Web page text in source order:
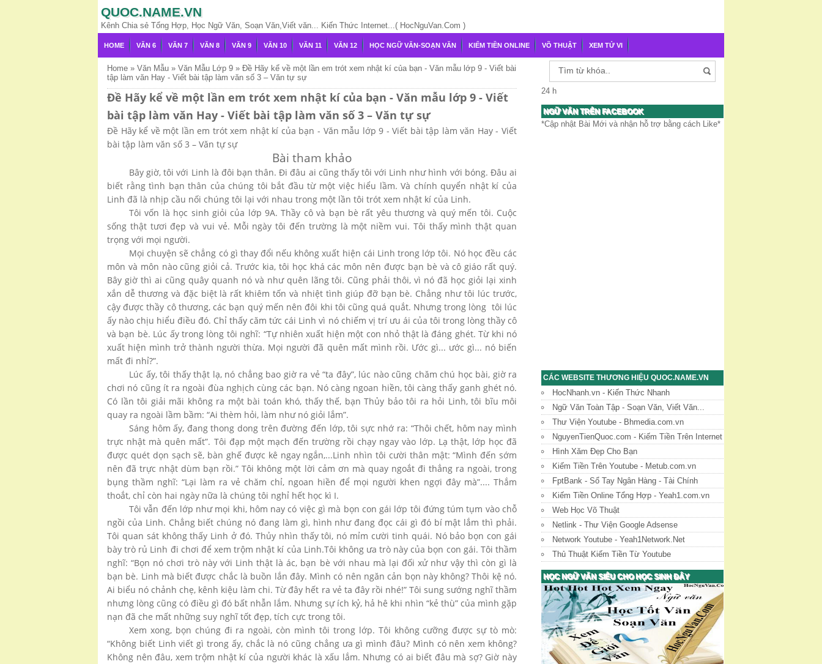
QUOC.NAME.VN
Kênh Chia sẻ Tổng Hợp, Học Ngữ Văn, Soạn Văn,Viết văn... Kiến Thức Internet...( HocNguVan.Com )
HOME VĂN 6 VĂN 7 VĂN 8 VĂN 9 VĂN 10 VĂN 11 VĂN 12 HỌC NGỮ VĂN-SOẠN VĂN KIẾM TIỀN ONLINE VÕ THUẬT XEM TỬ VI
Home » Văn Mẫu » Văn Mẫu Lớp 9 » Đề Hãy kể về một lần em trót xem nhật kí của bạn - Văn mẫu lớp 9 - Viết bài
tập làm văn Hay - Viết bài tập làm văn số 3 – Văn tự sự
Đề Hãy kể về một lần em trót xem nhật kí của bạn - Văn mẫu lớp 9 - Viết
bài tập làm văn Hay - Viết bài tập làm văn số 3 – Văn tự sự
Đề Hãy kể về một lần em trót xem nhật kí của bạn - Văn mẫu lớp 9 - Viết bài tập làm văn Hay - Viết
bài tập làm văn số 3 – Văn tự sự
Bài tham khảo
Bây giờ, tôi với Linh là đôi bạn thân. Đi đâu ai cũng thấy tôi với Linh như hình với bóng. Đâu ai
biết rằng tình bạn thân của chúng tôi bắt đầu từ một việc hiểu lầm. Và chính quyển nhật kí của
Linh đã là nhịp cầu nối chúng tôi lại với nhau trong một lần tôi trót xem nhật kí của Linh.
Tôi vốn là học sinh giỏi của lớp 9A. Thầy cô và bạn bè rất yêu thương và quý mến tôi. Cuộc
sống thật tươi đẹp và vui vẻ. Mỗi ngày tôi đến trường là một niềm vui. Tôi thấy mình thật quan
trọng với mọi người.
Mọi chuyện sẽ chẳng có gì thay đổi nếu không xuất hiện cái Linh trong lớp tôi. Nó học đều các
môn và môn nào cũng giỏi cả. Trước kia, tôi học khá các môn nên được bạn bè và cô giáo rất quý.
Bây giờ thì ai cũng quây quanh nó và như quên lãng tôi. Cũng phải thôi, vì nó đã học giỏi lại xinh
xắn dễ thương và đặc biệt là rất khiêm tốn và nhiệt tình giúp đỡ bạn bè. Chẳng như tôi lúc trước,
cậy được thầy cô thương, các bạn quý mến nên đôi khi tôi cũng quá quắt. Nhưng trong lòng tôi lúc
ấy nào chịu hiểu điều đó. Chỉ thấy căm tức cái Linh vì nó chiếm vị trí ưu ái của tôi trong lòng thầy cô
và bạn bè. Lúc ấy trong lòng tôi nghĩ: “Tự nhiên xuất hiện một con nhỏ thật là đáng ghét. Từ khi nó
xuất hiện mình trở thành người thừa. Mọi người đã quên mất mình rồi. Ước gì... ước gì... nó biến
mất đi nhỉ?”.
Lúc ấy, tôi thấy thật lạ, nó chẳng bao giờ ra vẻ “ta đây”, lúc nào cũng chăm chú học bài, giờ ra
chơi nó cũng ít ra ngoài đùa nghịch cùng các bạn. Nó càng ngoan hiền, tôi càng thấy ganh ghét nó.
Có lần tôi giải mãi không ra một bài toán khó, thấy thế, bạn Thủy bảo tôi ra hỏi Linh, tôi bĩu môi
quay ra ngoài lầm bầm: “Ai thèm hỏi, làm như nó giỏi lắm”.
Sáng hôm ấy, đang thong dong trên đường đến lớp, tôi sực nhớ ra: “Thôi chết, hôm nay mình
trực nhật mà quên mất”. Tôi đạp một mạch đến trường rồi chạy ngay vào lớp. Lạ thật, lớp học đã
được quét dọn sạch sẽ, bàn ghế được kê ngay ngắn,...Linh nhìn tôi cười thân mật: “Mình đến sớm
nên đã trực nhật dùm bạn rồi.” Tôi không một lời cảm ơn mà quay ngoắt đi thẳng ra ngoài, trong
bụng thầm nghĩ: “Lại làm ra vẻ chăm chỉ, ngoan hiền để mọi người khen ngợi đây mà”.... Thắm
thoắt, chỉ còn hai ngày nữa là chúng tôi nghỉ hết học kì I.
Tôi vẫn đến lớp như mọi khi, hôm nay có việc gì mà bọn con gái lớp tôi đứng túm tụm vào chỗ
ngồi của Linh. Chẳng biết chúng nó đang làm gì, hình như đang đọc cái gì đó bí mật lắm thì phải.
Tôi quan sát không thấy Linh ở đó. Thủy nhìn thấy tôi, nó mỉm cười tinh quái. Nó bảo bọn con gái
bày trò rủ Linh đi chơi để xem trộm nhật kí của Linh.Tôi không ưa trò này của bọn con gái. Tôi thầm
nghĩ: “Bọn nó chơi trò này với Linh thật là ác, bạn bè với nhau mà lại đối xử như vậy thì còn gì là
bạn bè. Linh mà biết được chắc là buồn lắn đây. Mình có nên ngăn cản bọn này không? Thôi kệ nó.
Ai biểu nó chảnh chẹ, kênh kiệu làm chi. Từ đây hết ra vẻ ta đây rồi nhé!” Tôi sung sướng nghĩ thầm
nhưng lòng cũng có điều gì đó bất nhẫn lắm. Nhưng sự ích kỷ, hả hê khi nhìn “kẻ thù” của mình gặp
nạn đã che mất những suy nghĩ tốt đẹp, tích cực trong tôi.
Xem xong, bọn chúng đi ra ngoài, còn mình tôi trong lớp. Tôi không cưỡng được sự tò mò:
“Không biết Linh viết gì trong ấy, chắc là nó cũng chẳng ưa gì mình đâu? Mình có nên xem không?
Không nên đâu, xem trộm nhật kí của người khác là xấu lắm. Nhưng có ai biết đâu mà sợ? Giờ này
24 h
NGỮ VĂN TRÊN FACEBOOK
*Cập nhật Bài Mới và nhận hỗ trợ bằng cách Like*
CÁC WEBSITE THƯƠNG HIỆU QUOC.NAME.VN
HocNhanh.vn - Kiến Thức Nhanh
Ngữ Văn Toàn Tập - Soạn Văn, Viết Văn...
Thư Viện Youtube - Bhmedia.com.vn
NguyenTienQuoc.com - Kiếm Tiền Trên Internet
Hình Xăm Đẹp Cho Bạn
Kiếm Tiền Trên Youtube - Metub.com.vn
FptBank - Sổ Tay Ngân Hàng - Tài Chính
Kiếm Tiền Online Tổng Hợp - Yeah1.com.vn
Web Học Võ Thuật
Netlink - Thư Viện Google Adsense
Network Youtube - Yeah1Network.Net
Thủ Thuật Kiếm Tiền Từ Youtube
HỌC NGỮ VĂN SIÊU CHO HỌC SINH ĐÂY